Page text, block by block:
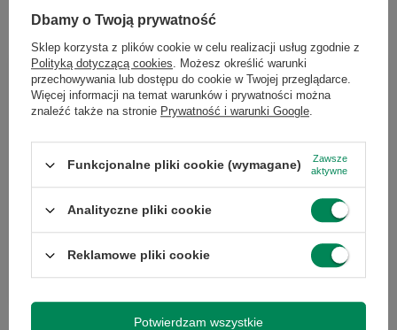
Chcesz się w czymś upewnić lub
masz dodatkowe pytanie?
Skorzystaj z naszej pomocy!
+48 796 758 658
info@greencomputers.pl
Zapytaj o ten produkt
Dbamy o Twoją prywatność
Sklep korzysta z plików cookie w celu realizacji usług zgodnie z
Polityką dotyczącą cookies. Możesz określić warunki
przechowywania lub dostępu do cookie w Twojej przeglądarce.
Więcej informacji na temat warunków i prywatności można
znaleźć także na stronie Prywatność i warunki Google.
Funkcjonalne pliki cookie (wymagane)
Zawsze
aktywne
Analityczne pliki cookie
Reklamowe pliki cookie
Potwierdzam wszystkie